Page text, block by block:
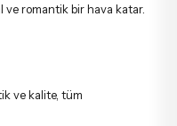
ve romantik bir hava katar.
ve kalite, tüm